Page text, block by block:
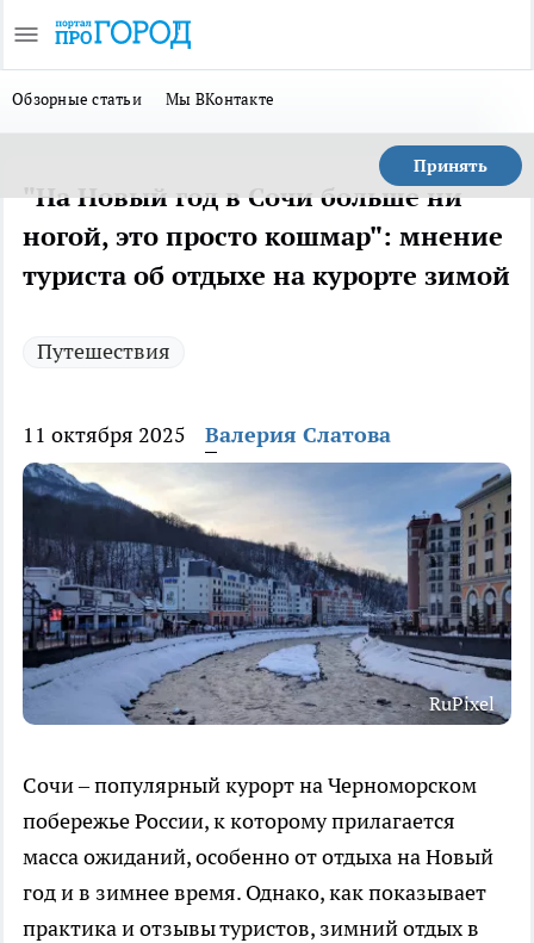
Обзорные статьи Мы ВКонтакте
Принять
"На Новый год в Сочи больше ни
ногой, это просто кошмар": мнение
туриста об отдыхе на курорте зимой
Путешествия
11 октября 2025 Валерия Слатова
RuPixel
Сочи – популярный курорт на Черноморском
побережье России, к которому прилагается
масса ожиданий, особенно от отдыха на Новый
год и в зимнее время. Однако, как показывает
практика и отзывы туристов, зимний отдых в